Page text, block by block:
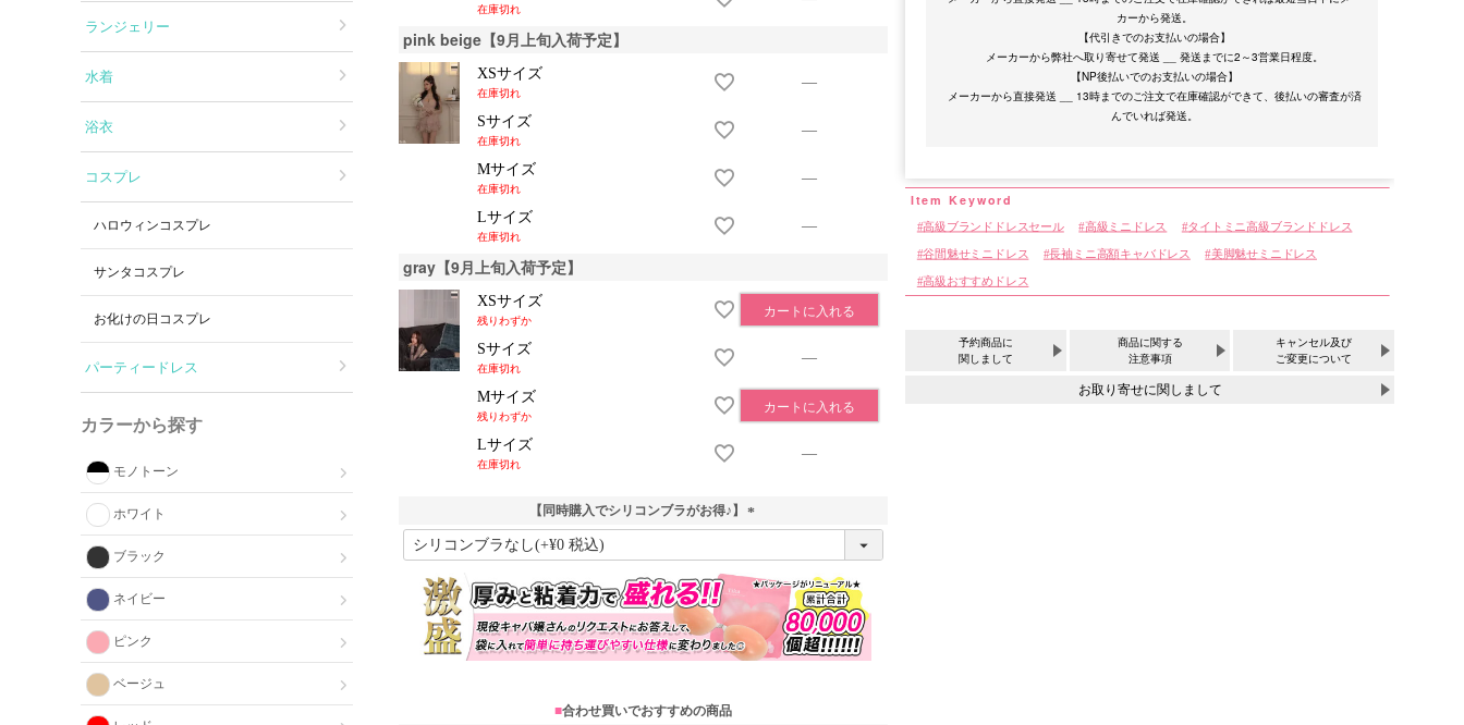
ランジェリー
水着
浴衣
コスプレ
ハロウィンコスプレ
サンタコスプレ
お化けの日コスプレ
パーティードレス
カラーから探す
モノトーン
ホワイト
ブラック
ネイビー
ピンク
ベージュ
在庫切れ
pink beige【9月上旬入荷予定】
XSサイズ
在庫切れ
—
Sサイズ
在庫切れ
—
Mサイズ
在庫切れ
—
Lサイズ
在庫切れ
—
gray【9月上旬入荷予定】
XSサイズ
残りわずか
カートに入れる
Sサイズ
在庫切れ
—
Mサイズ
残りわずか
カートに入れる
Lサイズ
在庫切れ
—
【同時購入でシリコンブラがお得♪】
(
須
■合わせ買いでおすすめの商品
カーから発送。
【代引きでのお支払いの場合】
メーカーから弊社へ取り寄せて発送 __ 発送までに2～3営業日程度。
【NP後払いでのお支払いの場合】
メーカーから直接発送 __ 13時までのご注文で在庫確認ができて、後払いの審査が済
高級ブランドドレスセール 高級ミニドレス タイトミニ高級ブランドドレス
谷間魅せミニドレス 長袖ミニ高額キャバドレス
美脚魅せミニドレス
高級おすすめドレス
予約商品に
関しまして
商品に関する
注意事項
キャンセル及び
ご変更について
お取り寄せに関しまして